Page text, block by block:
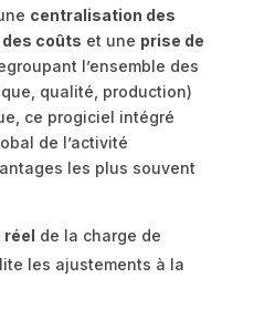
une centralisation des
coûts et une prise de
l’ensemble des
qualité, production)
ce progiciel intégré
de l’activité
les plus souvent
réel de la charge de
les ajustements à la